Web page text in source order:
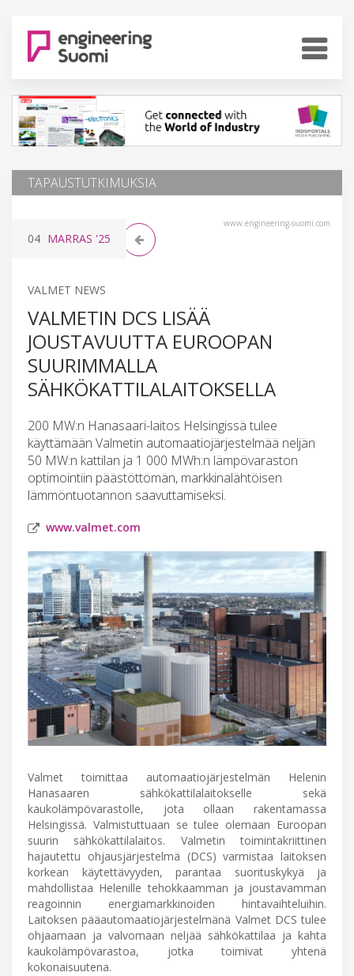
TAPAUSTUTKIMUKSIA
www.engineering-suomi.com
04 MARRAS '25
VALMET NEWS
VALMETIN DCS LISÄÄ
JOUSTAVUUTTA EUROOPAN
SUURIMMALLA
SÄHKÖKATTILALAITOKSELLA
200 MW:n Hanasaari-laitos Helsingissä tulee
käyttämään Valmetin automaatiojärjestelmää neljän
50 MW:n kattilan ja 1 000 MWh:n lämpövaraston
optimointiin päästöttömän, markkinalähtöisen
lämmöntuotannon saavuttamiseksi.
www.valmet.com
Valmet toimittaa automaatiojärjestelmän Helenin
Hanasaaren sähkökattilalaitokselle sekä
kaukolämpövarastolle, jota ollaan rakentamassa
Helsingissä. Valmistuttuaan se tulee olemaan Euroopan
suurin sähkökattilalaitos. Valmetin toimintakriittinen
hajautettu ohjausjärjestelmä (DCS) varmistaa laitoksen
korkean käytettävyyden, parantaa suorituskykyä ja
mahdollistaa Helenille tehokkaamman ja joustavamman
reagoinnin energiamarkkinoiden hintavaihteluihin.
Laitoksen pääautomaatiojärjestelmänä Valmet DCS tulee
ohjaamaan ja valvomaan neljää sähkökattilaa ja kahta
kaukolämpövarastoa, jotka toimivat yhtenä
kokonaisuutena.